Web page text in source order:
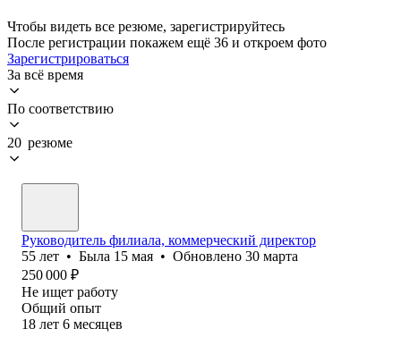
Чтобы видеть все резюме, зарегистрируйтесь
После регистрации покажем ещё 36 и откроем фото
Зарегистрироваться
За всё время
По соответствию
20 резюме
Руководитель филиала, коммерческий директор
55 лет • Была 15 мая • Обновлено 30 марта
250 000 ₽
Не ищет работу
Общий опыт
18 лет 6 месяцев